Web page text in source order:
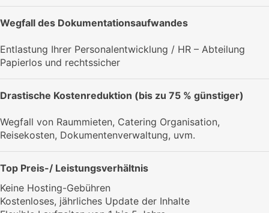
Wegfall des Dokumentationsaufwandes
Entlastung Ihrer Personalentwicklung / HR – Abteilung
Papierlos und rechtssicher
Drastische Kostenreduktion (bis zu 75 % günstiger)
Wegfall von Raummieten, Catering Organisation,
Reisekosten, Dokumentenverwaltung, uvm.
Top Preis-/ Leistungsverhältnis
Keine Hosting-Gebühren
Kostenloses, jährliches Update der Inhalte